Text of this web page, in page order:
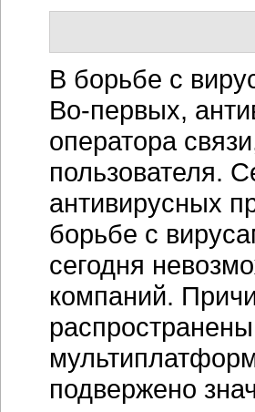
В борьбе с
Во-первых,
оператора
пользователя.
антивирусных
борьбе с
сегодня
компаний.
подвержено